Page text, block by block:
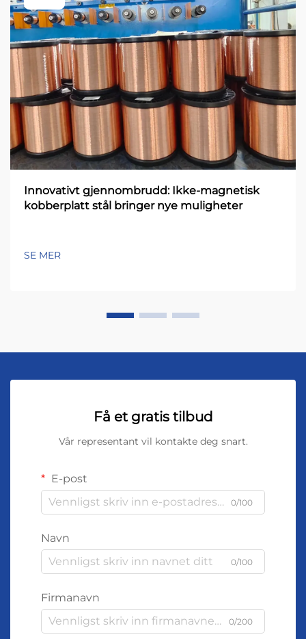
Innovativt gjennombrudd: Ikke-magnetisk
kobberplatt stål bringer nye muligheter
SE MER
Få et gratis tilbud
Vår representant vil kontakte deg snart.
E-post
0/100
Navn
0/100
Firmanavn
0/200